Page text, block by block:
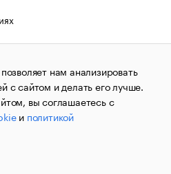
О соблюдении авторских прав
1995–2026.Сообщения
агентства «РБК»
службой по надзору в сфере
и массовых
09.12.2015 за номером ИА
пометкой «РБК». Отдельные
информацию,
нам анализировать
с сайтом и делать его лучше.
вы соглашаетесь с
и политикой